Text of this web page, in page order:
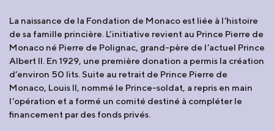
La naissance de la Fondation de Monaco est liée à l’histoire
de sa famille princière. L’initiative revient au Prince Pierre de
Monaco né Pierre de Polignac, grand-père de l’actuel Prince
Albert Il. En 1929, une première donation a permis la création
d’environ 50 lits. Suite au retrait de Prince Pierre de
Monaco, Louis Il, nommé le Prince-soldat, a repris en main
l’opération et a formé un comité destiné à compléter le
financement par des fonds privés.